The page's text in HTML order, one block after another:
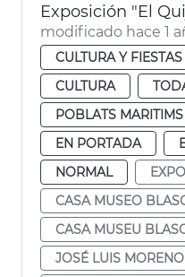
modificado hace 1
CULTURA Y
CULTURA
POBLATS MARITIMS
EN PORTADA
NORMAL
CASA MUSEO
CASA MUSEU
JOSÉ LUIS MORENO